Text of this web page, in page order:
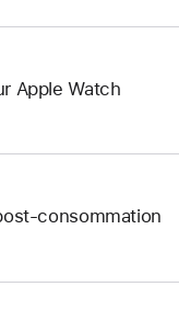
Apple Watch
consommation